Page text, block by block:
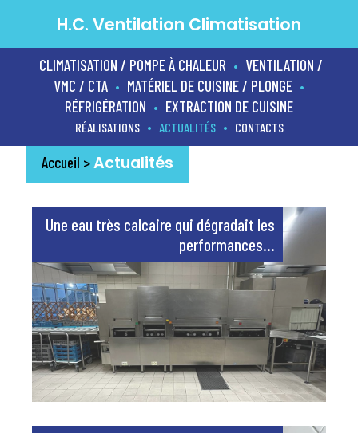
H.C. Ventilation Climatisation
CLIMATISATION / POMPE À CHALEUR • VENTILATION /
VMC / CTA • MATÉRIEL DE CUISINE / PLONGE •
RÉFRIGÉRATION • EXTRACTION DE CUISINE
RÉALISATIONS • ACTUALITÉS • CONTACTS
Accueil >Actualités
Une eau très calcaire qui dégradait les
performances...